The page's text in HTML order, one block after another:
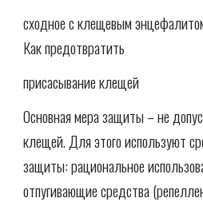
сходное с клещевым
Как предотвратить
присасывание клещей
Основная мера защиты – не
клещей. Для этого используют
защиты: рациональное
отпугивающие средства